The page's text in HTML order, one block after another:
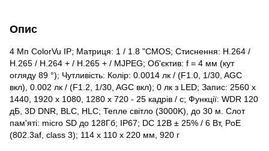
Опис
4 Мп ColorVu IP; Матриця: 1 / 1.8 "CMOS; Стиснення: H.264 /
Н.265 / H.264 + / Н.265 + / MJPEG; Об'єктив: f = 4 мм (кут
огляду 89 °); Чутливість: Колір: 0.0014 лк / (F1.0, 1/30, AGC
вкл), 0.002 лк / (F1.2, 1/30, AGC вкл); 0 лк з LED; Запис: 2560 х
1440, 1920 x 1080, 1280 х 720 - 25 кадрів / с; Функції: WDR 120
дБ, 3D DNR, BLC, HLC; Тепле світло (3000K), до 30 м. Слот
пам'яті: micro SD до 128Гб; IP67; DC 12В ± 25% / 6 Вт, PoE
(802.3af, class 3); 114 x 110 x 220 мм, 920 г